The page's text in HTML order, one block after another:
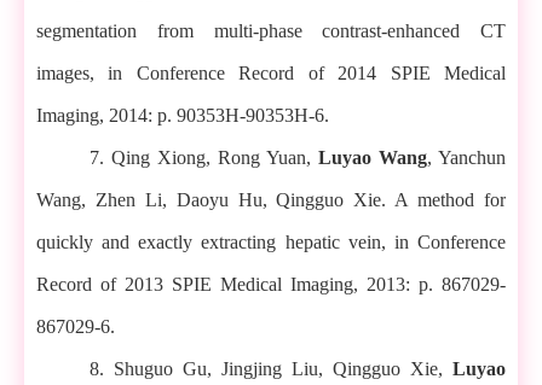
segmentation from multi-phase contrast-enhanced CT
images, in Conference Record of 2014 SPIE Medical
Imaging, 2014: p. 90353H-90353H-6.
7. Qing Xiong, Rong Yuan, Luyao Wang, Yanchun
Wang, Zhen Li, Daoyu Hu, Qingguo Xie. A method for
quickly and exactly extracting hepatic vein, in Conference
Record of 2013 SPIE Medical Imaging, 2013: p. 867029-
867029-6.
8. Shuguo Gu, Jingjing Liu, Qingguo Xie, Luyao